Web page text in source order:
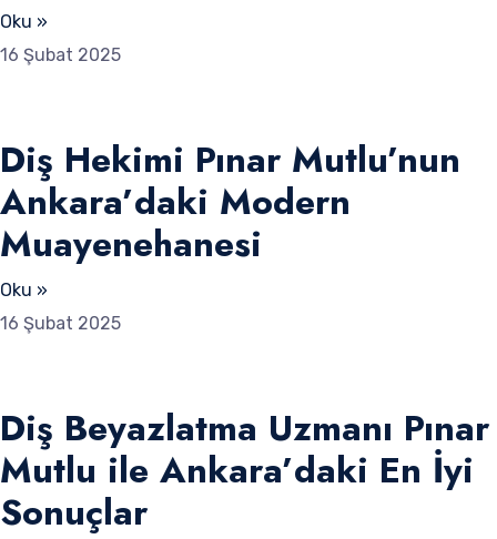
Oku »
16 Şubat 2025
Diş Hekimi Pınar Mutlu’nun
Ankara’daki Modern
Muayenehanesi
Oku »
16 Şubat 2025
Diş Beyazlatma Uzmanı Pınar
Mutlu ile Ankara’daki En İyi
Sonuçlar